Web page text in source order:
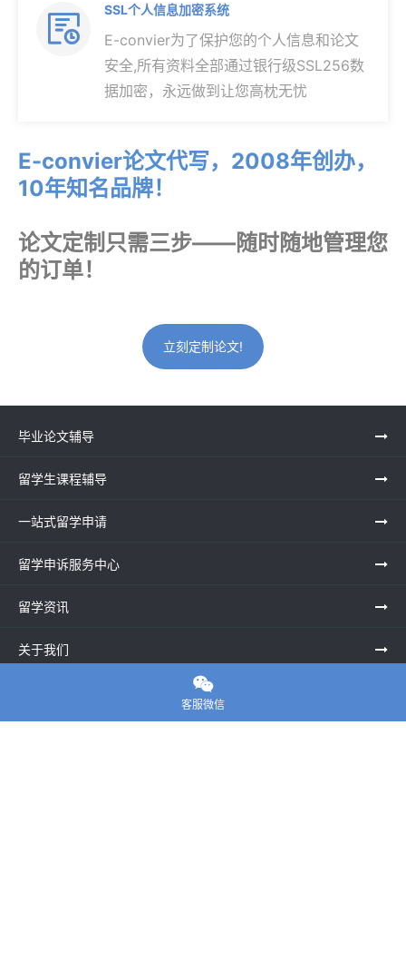

SSL个人信息加密系统
E-convier为了保护您的个人信息和论文
安全,所有资料全部通过银行级SSL256数
据加密，永远做到让您高枕无忧
E-convier论文代写，2008年创办，
10年知名品牌！
论文定制只需三步——随时随地管理您
的订单！
立刻定制论文!
毕业论文辅导
留学生课程辅导
一站式留学申请
留学申诉服务中心
留学资讯
关于我们

客服微信